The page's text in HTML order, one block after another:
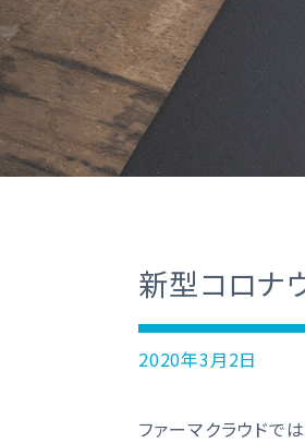
新型コロナ
2020年3月2日
ファーマクラウドで